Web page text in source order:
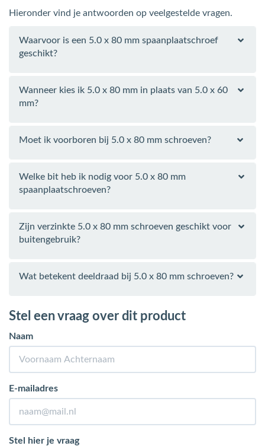
Hieronder vind je antwoorden op veelgestelde vragen.
Waarvoor is een 5.0 x 80 mm spaanplaatschroef
geschikt?
Wanneer kies ik 5.0 x 80 mm in plaats van 5.0 x 60
mm?
Moet ik voorboren bij 5.0 x 80 mm schroeven?
Welke bit heb ik nodig voor 5.0 x 80 mm
spaanplaatschroeven?
Zijn verzinkte 5.0 x 80 mm schroeven geschikt voor
buitengebruik?
Wat betekent deeldraad bij 5.0 x 80 mm schroeven?
Stel een vraag over dit product
Naam
E-mailadres
Stel hier je vraag